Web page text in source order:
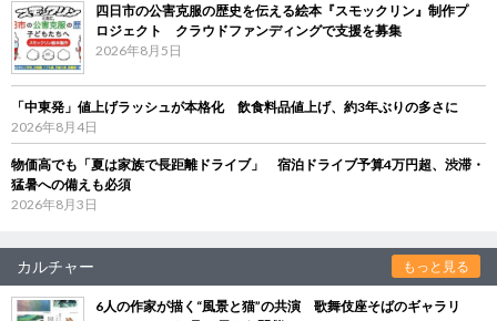
四日市の公害克服の歴史を伝える絵本『スモックリン』制作プ
ロジェクト クラウドファンディングで支援を募集
2026年8月5日
「中東発」値上げラッシュが本格化 飲食料品値上げ、約3年ぶりの多さに
2026年8月4日
物価高でも「夏は家族で長距離ドライブ」 宿泊ドライブ予算4万円超、渋滞・
猛暑への備えも必須
2026年8月3日
カルチャー もっと見る
6人の作家が描く“風景と猫”の共演 歌舞伎座そばのギャラリ